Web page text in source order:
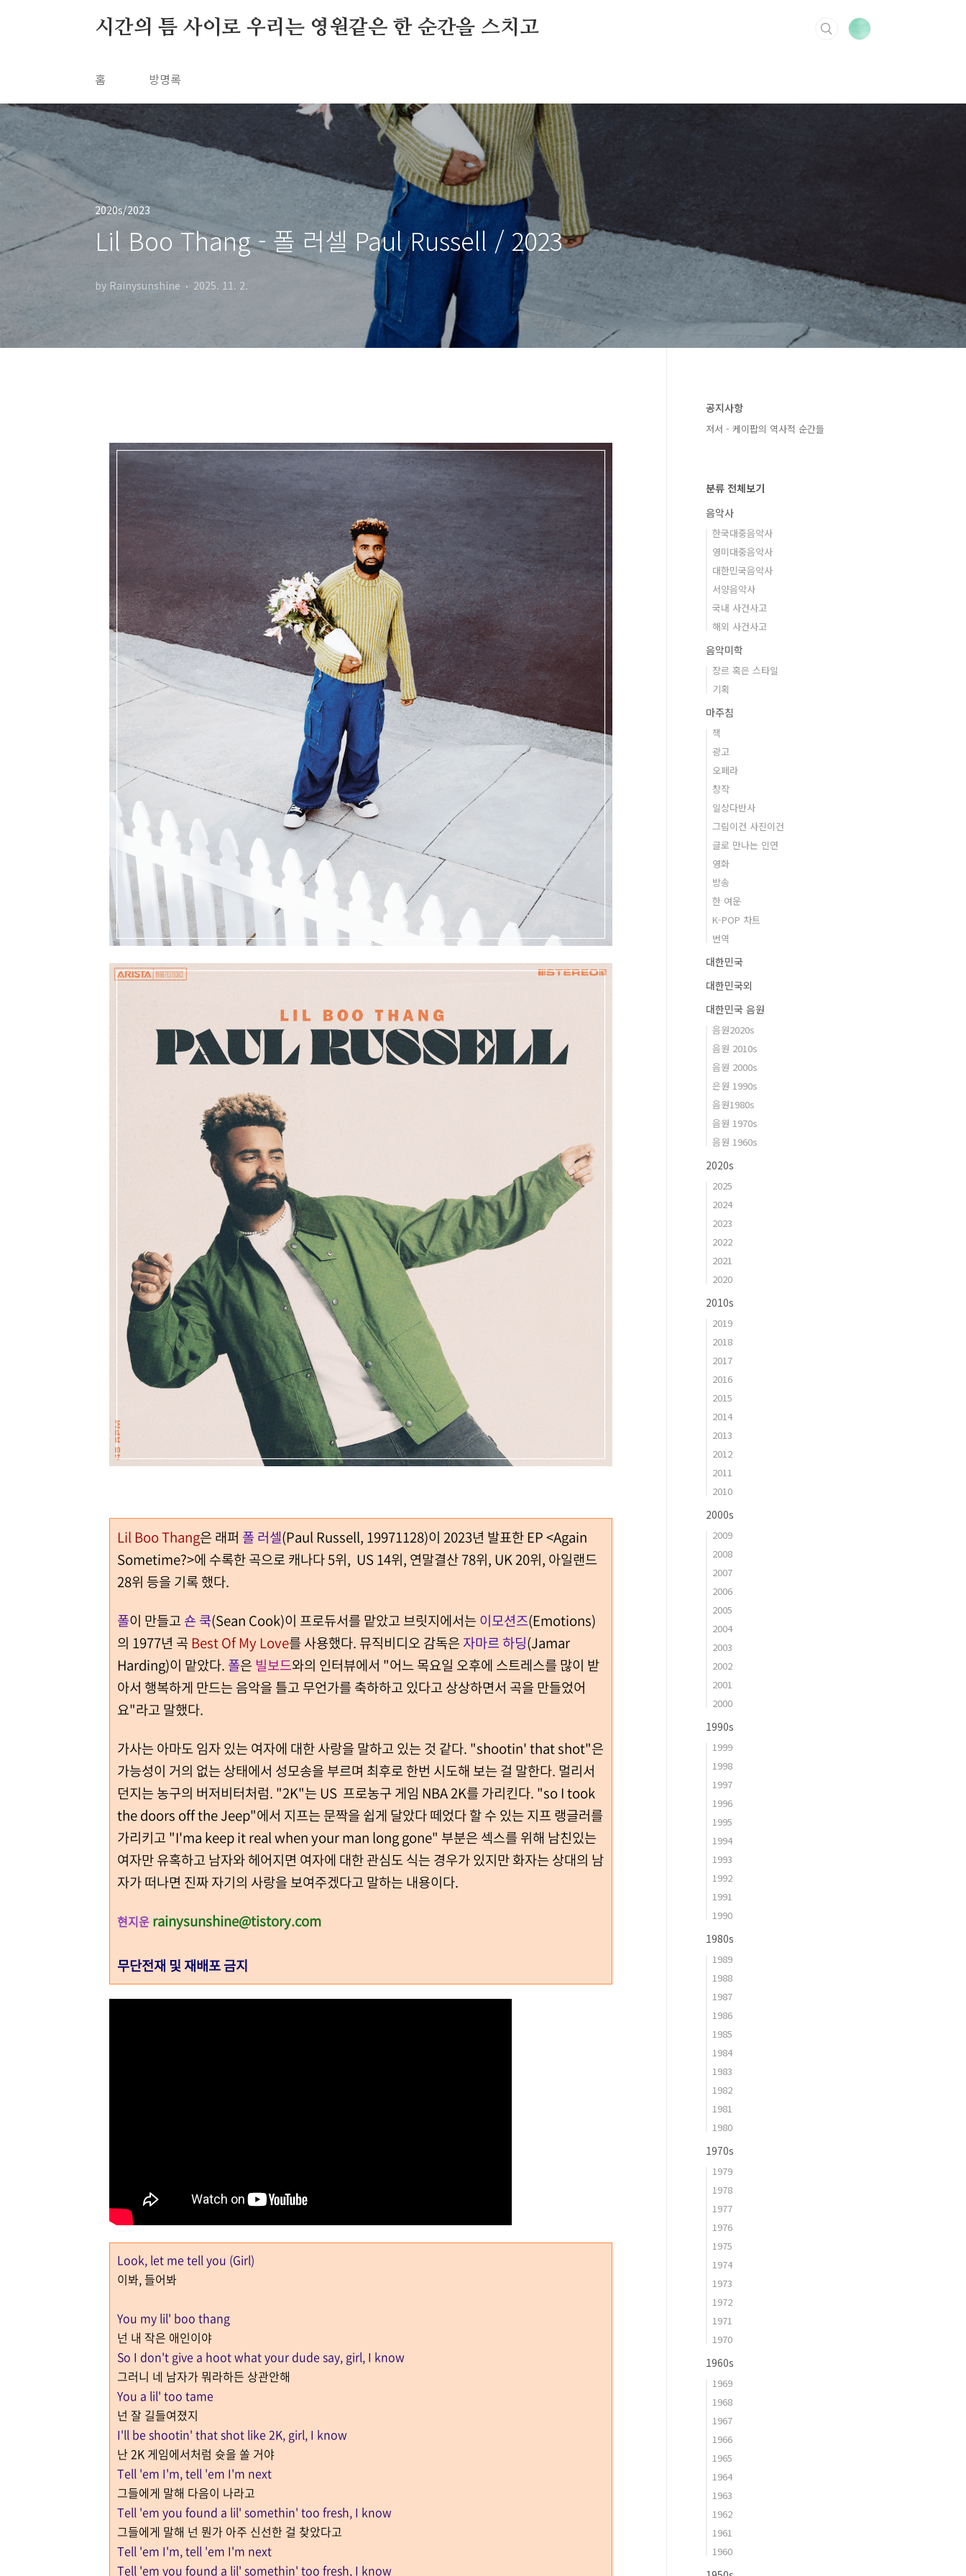
시간의 틈 사이로 우리는 영원같은 한 순간을 스치고
홈 방명록
2020s/2023
Lil Boo Thang - 폴 러셀 Paul Russell / 2023
by Rainysunshine 2025. 11. 2.
Lil Boo Thang은 래퍼 폴 러셀(Paul Russell, 19971128)이 2023년 발표한 EP <Again
Sometime?>에 수록한 곡으로 캐나다 5위, US 14위, 연말결산 78위, UK 20위, 아일랜드
28위 등을 기록 했다.
폴이 만들고 숀 쿡(Sean Cook)이 프로듀서를 맡았고 브릿지에서는 이모션즈(Emotions)
의 1977년 곡 Best Of My Love를 사용했다. 뮤직비디오 감독은 자마르 하딩(Jamar
Harding)이 맡았다. 폴은 빌보드와의 인터뷰에서 "어느 목요일 오후에 스트레스를 많이 받
아서 행복하게 만드는 음악을 틀고 무언가를 축하하고 있다고 상상하면서 곡을 만들었어
요"라고 말했다.
가사는 아마도 임자 있는 여자에 대한 사랑을 말하고 있는 것 같다. "shootin' that shot"은
가능성이 거의 없는 상태에서 성모송을 부르며 최후로 한번 시도해 보는 걸 말한다. 멀리서
던지는 농구의 버저비터처럼. "2K"는 US 프로농구 게임 NBA 2K를 가리킨다. "so I took
the doors off the Jeep"에서 지프는 문짝을 쉽게 달았다 떼었다 할 수 있는 지프 랭글러를
가리키고 "I'ma keep it real when your man long gone" 부분은 섹스를 위해 남친있는
여자만 유혹하고 남자와 헤어지면 여자에 대한 관심도 식는 경우가 있지만 화자는 상대의 남
자가 떠나면 진짜 자기의 사랑을 보여주겠다고 말하는 내용이다.
현지운 rainysunshine@tistory.com
무단전재 및 재배포 금지
Look, let me tell you (Girl)
이봐, 들어봐
You my lil' boo thang
넌 내 작은 애인이야
So I don't give a hoot what your dude say, girl, I know
그러니 네 남자가 뭐라하든 상관안해
You a lil' too tame
넌 잘 길들여졌지
I'll be shootin' that shot like 2K, girl, I know
난 2K 게임에서처럼 슛을 쏠 거야
Tell 'em I'm, tell 'em I'm next
그들에게 말해 다음이 나라고
Tell 'em you found a lil' somethin' too fresh, I know
그들에게 말해 넌 뭔가 아주 신선한 걸 찾았다고
Tell 'em I'm, tell 'em I'm next
Tell 'em you found a lil' somethin' too fresh, I know
공지사항
저서 - 케이팝의 역사적 순간들
분류 전체보기
음악사
한국대중음악사
영미대중음악사
대한민국음악사
서양음악사
국내 사건사고
해외 사건사고
음악미학
장르 혹은 스타일
기획
마주침
책
광고
오페라
창작
일상다반사
그림이건 사진이건
글로 만나는 인연
영화
방송
한 여운
K-POP 차트
번역
대한민국
대한민국외
대한민국 음원
음원2020s
음원 2010s
음원 2000s
은원 1990s
음원1980s
음원 1970s
음원 1960s
2020s
2025
2024
2023
2022
2021
2020
2010s
2019
2018
2017
2016
2015
2014
2013
2012
2011
2010
2000s
2009
2008
2007
2006
2005
2004
2003
2002
2001
2000
1990s
1999
1998
1997
1996
1995
1994
1993
1992
1991
1990
1980s
1989
1988
1987
1986
1985
1984
1983
1982
1981
1980
1970s
1979
1978
1977
1976
1975
1974
1973
1972
1971
1970
1960s
1969
1968
1967
1966
1965
1964
1963
1962
1961
1960